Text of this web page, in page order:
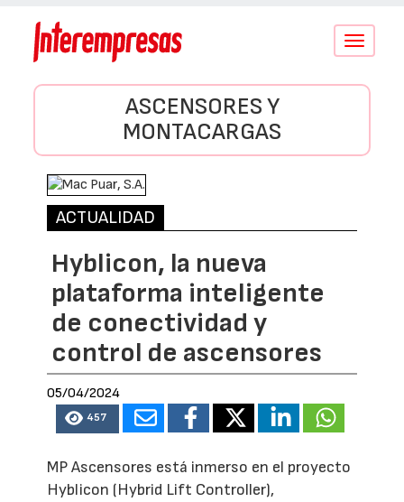
Conmutar
ASCENSORES Y
MONTACARGAS
ACTUALIDAD
Hyblicon, la nueva
plataforma inteligente
de conectividad y
control de ascensores
05/04/2024
457
MP Ascensores está inmerso en el proyecto
Hyblicon (Hybrid Lift Controller),